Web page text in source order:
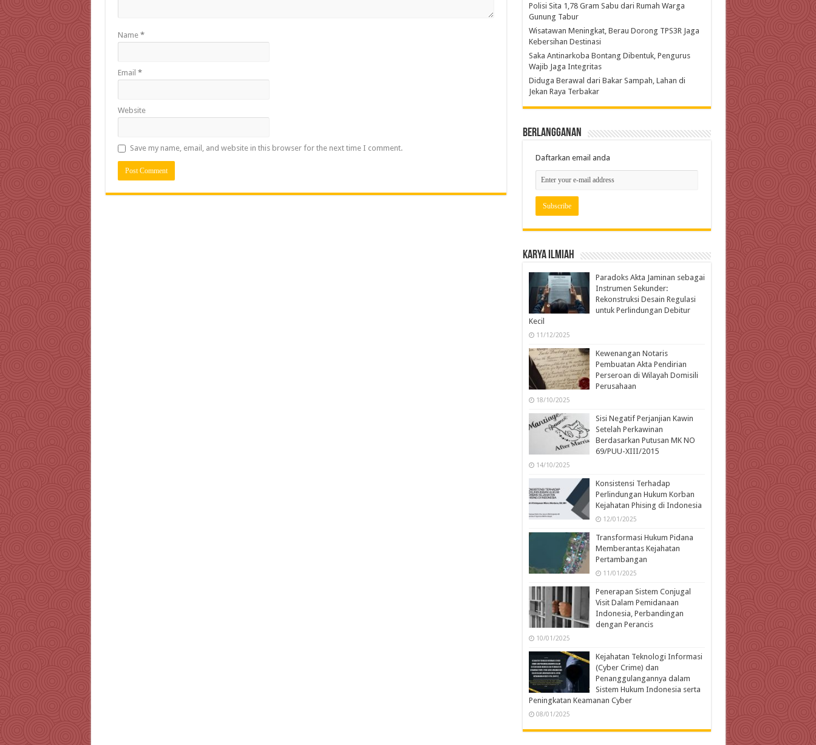
Name *
Email *
Website
Save my name, email, and website in this browser for the next time I comment.
Polisi Sita 1,78 Gram Sabu dari Rumah Warga
Gunung Tabur
Wisatawan Meningkat, Berau Dorong TPS3R Jaga
Kebersihan Destinasi
Saka Antinarkoba Bontang Dibentuk, Pengurus
Wajib Jaga Integritas
Diduga Berawal dari Bakar Sampah, Lahan di
Jekan Raya Terbakar
Berlangganan
Daftarkan email anda
Karya Ilmiah
Paradoks Akta Jaminan sebagai
Instrumen Sekunder:
Rekonstruksi Desain Regulasi
untuk Perlindungan Debitur
Kecil
11/12/2025
Kewenangan Notaris
Pembuatan Akta Pendirian
Perseroan di Wilayah Domisili
Perusahaan
18/10/2025
Sisi Negatif Perjanjian Kawin
Setelah Perkawinan
Berdasarkan Putusan MK NO
69/PUU-XIII/2015
14/10/2025
Konsistensi Terhadap
Perlindungan Hukum Korban
Kejahatan Phising di Indonesia
12/01/2025
Transformasi Hukum Pidana
Memberantas Kejahatan
Pertambangan
11/01/2025
Penerapan Sistem Conjugal
Visit Dalam Pemidanaan
Indonesia, Perbandingan
dengan Perancis
10/01/2025
Kejahatan Teknologi Informasi
(Cyber Crime) dan
Penanggulangannya dalam
Sistem Hukum Indonesia serta
Peningkatan Keamanan Cyber
08/01/2025